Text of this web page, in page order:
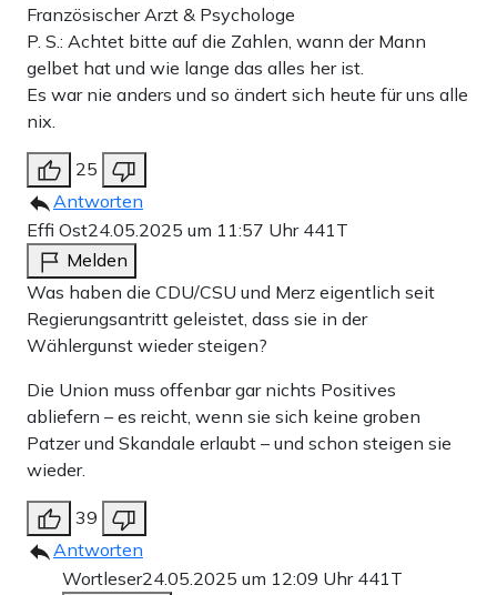
Französischer Arzt & Psychologe
P. S.: Achtet bitte auf die Zahlen, wann der Mann
gelbet hat und wie lange das alles her ist.
Es war nie anders und so ändert sich heute für uns alle
nix.
25
Antworten
Effi Ost24.05.2025 um 11:57 Uhr 441T
Melden
Was haben die CDU/CSU und Merz eigentlich seit
Regierungsantritt geleistet, dass sie in der
Wählergunst wieder steigen?
Die Union muss offenbar gar nichts Positives
abliefern – es reicht, wenn sie sich keine groben
Patzer und Skandale erlaubt – und schon steigen sie
wieder.
39
Antworten
Wortleser24.05.2025 um 12:09 Uhr 441T